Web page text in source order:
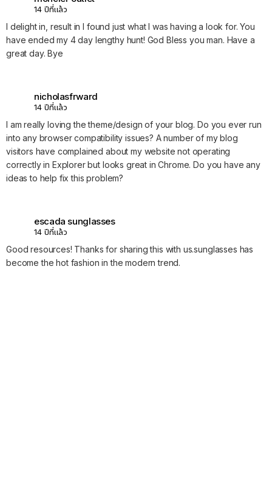
14 ปีที่แล้ว
I delight in, result in I found just what I was having a look for. You
have ended my 4 day lengthy hunt! God Bless you man. Have a
great day. Bye
nicholasfrward
14 ปีที่แล้ว
I am really loving the theme/design of your blog. Do you ever run
into any browser compatibility issues? A number of my blog
visitors have complained about my website not operating
correctly in Explorer but looks great in Chrome. Do you have any
ideas to help fix this problem?
escada sunglasses
14 ปีที่แล้ว
Good resources! Thanks for sharing this with us.sunglasses has
become the hot fashion in the modern trend.